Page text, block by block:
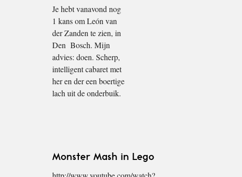
Je hebt vanavond nog
1 kans om León van
der Zanden te zien, in
Den Bosch. Mijn
advies: doen. Scherp,
intelligent cabaret met
her en der een boertige
lach uit de onderbuik.
Monster Mash in Lego